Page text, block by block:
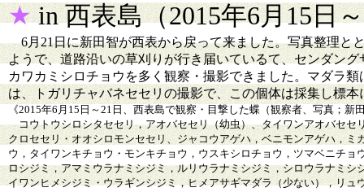
★in 西表島（2015年6月15日
6月21日に新田智が西表から戻って来ました。写真整理と
ようで、道路沿いの草刈りが行き届いているて、センダン
カワカミシロチョウを多く観察・撮影できました。マダラ
は、トガリチャバネセセリの撮影で、この個体は採集し標
《2015年6月15日～21日、西表島で観察・目撃した蝶（観察者、写真；新
コウトウシロシタセセリ，アオバセセリ（幼虫）、タイワンアオバセセ
クロセセリ・オオシロモンセセリ、ジャコウアゲハ，ベニモンアゲハ，
ウ，タイワンキチョウ・モンキチョウ，ウスキシロチョウ，ツマベニチ
ロシジミ，アマミウラナミシジミ，ルリウラナミシジミ，シロウラナミ
イワンヒメシジミ・ウラギンシジミ，ヒメアサギマダラ（少ない），リ